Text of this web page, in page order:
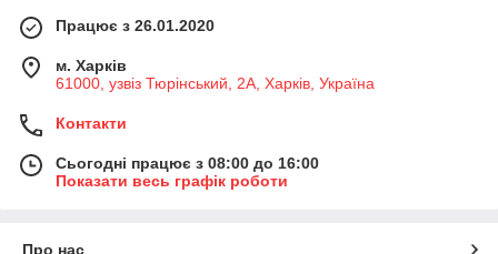
Працює з 26.01.2020
м. Харків
61000, узвіз Тюрінський, 2А, Харків, Україна
Контакти
Сьогодні працює з 08:00 до 16:00
Показати весь графік роботи
Про нас